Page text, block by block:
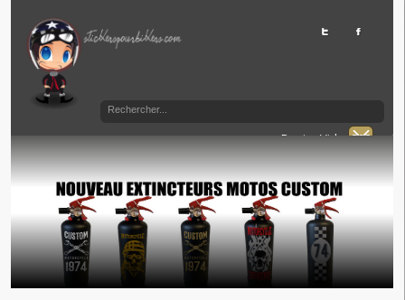
Panier Vide